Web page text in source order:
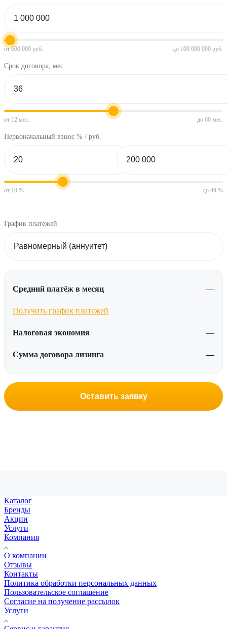
от 600 000 руб. до 100 000 000 руб.
Срок договора, мес.
от 12 мес. до 60 мес.
Первоначальный взнос % / руб.
от 10 % до 49 %
График платежей
Средний платёж в месяц —
Получить график платежей
Налоговая экономия —
Сумма договора лизинга —
Оставить заявку
Каталог
Бренды
Акции
Услуги
Компания
О компании
Отзывы
Контакты
Политика обработки персональных данных
Пользовательское соглашение
Согласие на получение рассылок
Услуги